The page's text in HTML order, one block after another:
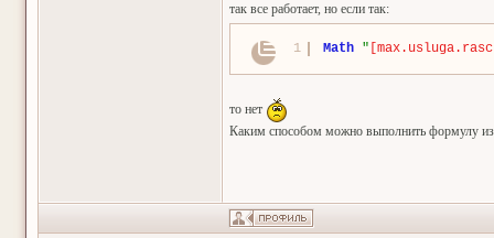
так все работает, но если так:
1 Math "
то нет
Каким способом можно выполнить формулу из